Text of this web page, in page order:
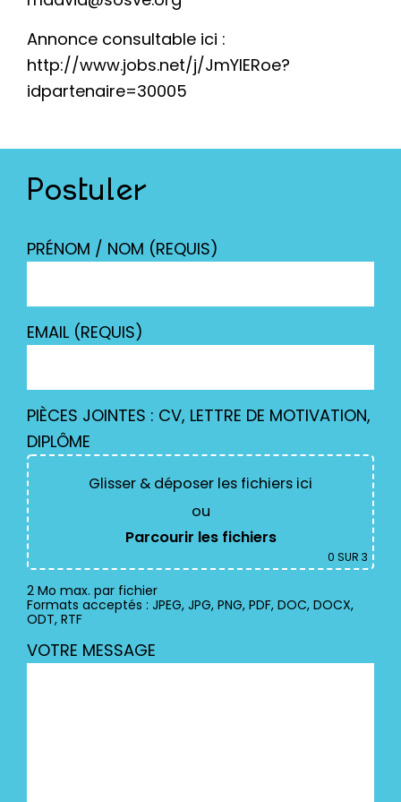
Annonce consultable ici :
http://www.jobs.net/j/JmYlERoe?
idpartenaire=30005
Postuler
PRÉNOM / NOM (REQUIS)
EMAIL (REQUIS)
PIÈCES JOINTES : CV, LETTRE DE MOTIVATION,
DIPLÔME
Glisser & déposer les fichiers ici
ou
Parcourir les fichiers
0 SUR 3
2 Mo max. par fichier
Formats acceptés : JPEG, JPG, PNG, PDF, DOC, DOCX,
ODT, RTF
VOTRE MESSAGE